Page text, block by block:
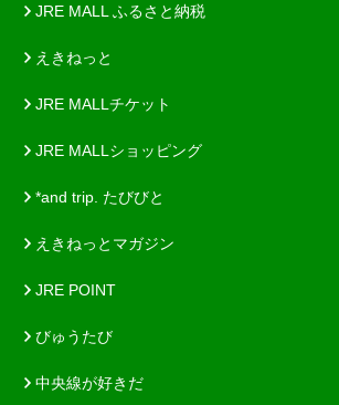
JRE MALL ふるさと納税
えきねっと
JRE MALLチケット
JRE MALLショッピング
*and trip. たびびと
えきねっとマガジン
JRE POINT
びゅうたび
中央線が好きだ